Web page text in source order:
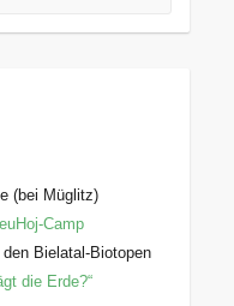
(bei Müglitz)
Camp
Bielatal-Biotopen
die Erde?“